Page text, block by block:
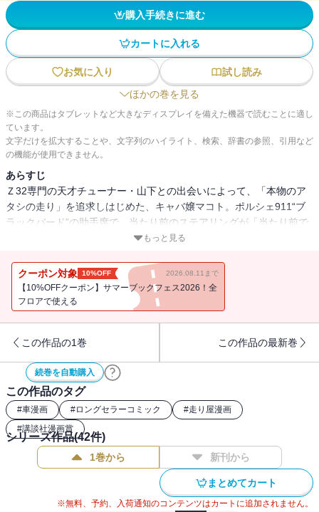
購入手続きに進む
カートに入れる
お気に入り
試し読み
ほかの巻を見る
※この商品はタブレットなど大きなディスプレイを備えた機器で読むことに適し
ています。
文字だけを拡大することや、文字列のハイライト、検索、辞書の参照、引用など
の機能が使用できません。
あらすじ
Ｚ32専門の天才チューナー・山下との出会いによって、「本物のア
タシの走り」を追求しはじめた、キャバ嬢マコト。ポルシェ911“ブ
ラックバード”の助手席で、当たり前のステアリングが「当たり前で
はなくなる瞬間」を体感する……!! アキオの走りに「自分の求めて
ような空間。湾岸モーターストーリー!!
もっと見る
クーポン対象 10%OFF 2026.08.11まで
【10%OFFクーポン】サマーブックフェス2026！全
フロアで使える
この作品の1巻 この作品の最新巻
続巻を自動購入
この作品のタグ
#車漫画 #ロングセラーコミック #走り屋漫画
#講談社漫画賞
シリーズ作品(42件)
1巻から 新刊から
まとめてカート
※無料、予約、入荷通知のコンテンツはカートに追加されません。